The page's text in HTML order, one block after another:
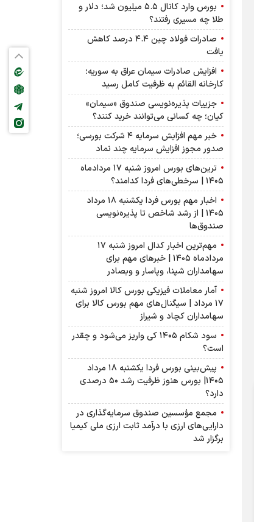
بورس وارد کانال ۵.۵ میلیون شد؛ دلار و
طلا چه مسیری رفتند؟
صادرات فولاد چین ۴.۴ درصد کاهش
یافت
افزایش صادرات سیمان عراق به سوریه؛
کارخانه القائم به ظرفیت کامل رسید
جزییات پذیره‌نویسی صندوق «سیمان»
کیان؛ چه کسانی می‌توانند خرید کنند؟
خبر مهم افزایش سرمایه ۴ شرکت بورسی؛
صدور مجوز افزایش سرمایه چند نماد
ترین‌های بورس امروز شنبه ۱۷ مردادماه
۱۴۰۵ | سرخطی‌های فردا کدامند؟
اخبار مهم بورس فردا یکشنبه ۱۸ مرداد
۱۴۰۵ | از رشد شاخص تا پذیره‌نویسی
صندوق‌ها
مهم‌ترین اخبار کدال امروز شنبه ۱۷
مردادماه ۱۴۰۵ | خبرهای مهم برای
سهامداران شپنا، وپاسار و وبصادر
آمار معاملات فیزیکی بورس کالا امروز شنبه
۱۷ مرداد | سیگنال‌های مهم بورس کالا برای
سهامداران کچاد و شیراز
سود شکام ۱۴۰۵ کی واریز می‌شود و چقدر
است؟
پیش‌بینی بورس فردا یکشنبه ۱۸ مرداد
۱۴۰۵| بورس هنوز ظرفیت رشد ۵۰ درصدی
دارد؟
مجمع مؤسسین صندوق سرمایه‌گذاری در
دارایی‌های ارزی با درآمد ثابت ارزی ملی کیمیا
برگزار شد